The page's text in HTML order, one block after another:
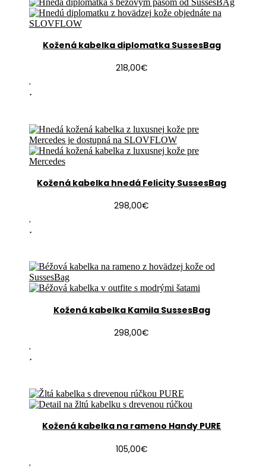
Kožená kabelka diplomatka SussesBag
218,00€
Kožená kabelka hnedá Felicity SussesBag
298,00€
Kožená kabelka Kamila SussesBag
298,00€
Kožená kabelka na rameno Handy PURE
105,00€